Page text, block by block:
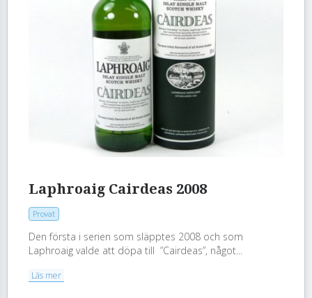
Laphroaig Cairdeas 2008
Provat
Den första i serien som släpptes 2008 och som
Laphroaig valde att döpa till ”Cairdeas”, något...
Läs mer